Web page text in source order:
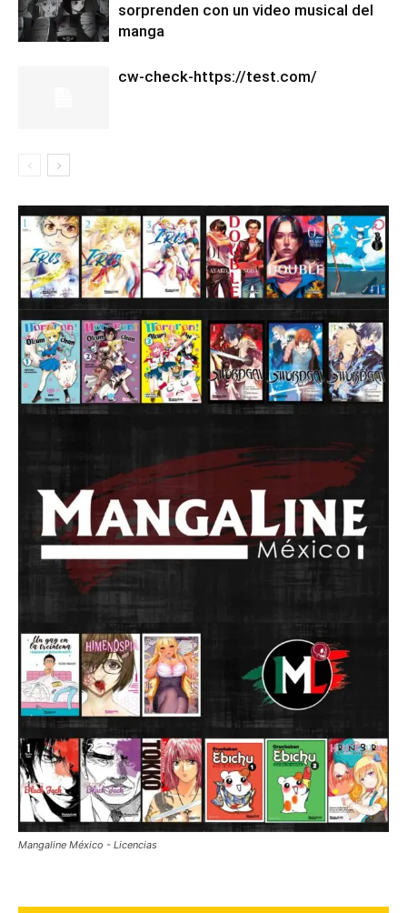
sorprenden con un video musical del
manga
cw-check-https://test.com/
Mangaline México - Licencias